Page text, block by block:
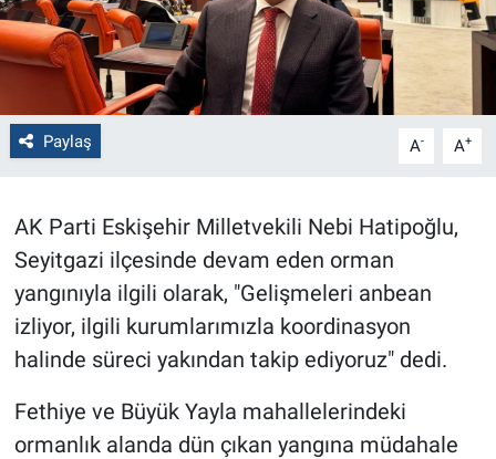
Paylaş A- A+
AK Parti Eskişehir Milletvekili Nebi Hatipoğlu,
Seyitgazi ilçesinde devam eden orman
yangınıyla ilgili olarak, "Gelişmeleri anbean
izliyor, ilgili kurumlarımızla koordinasyon
halinde süreci yakından takip ediyoruz" dedi.
Fethiye ve Büyük Yayla mahallelerindeki
ormanlık alanda dün çıkan yangına müdahale
Çevre
Yerel
Bilim ve Teknoloji